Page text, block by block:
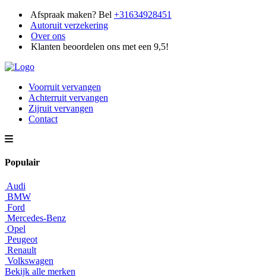
Afspraak maken? Bel +31634928451
Autoruit verzekering
Over ons
Klanten beoordelen ons met een 9,5!
Voorruit vervangen
Achterruit vervangen
Zijruit vervangen
Contact
Populair
Audi
BMW
Ford
Mercedes-Benz
Opel
Peugeot
Renault
Volkswagen
Bekijk alle merken